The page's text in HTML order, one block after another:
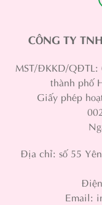
CÔNG TY
MST/ĐKKD/QĐTL:
thành phố
Giấy phép
Địa chỉ: số 55
Email: